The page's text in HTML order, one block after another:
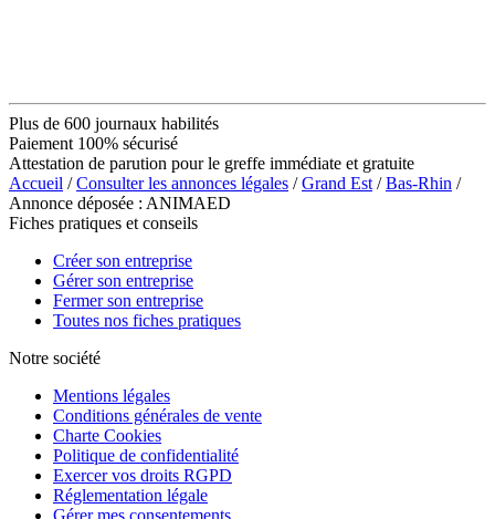
Plus de 600 journaux habilités
Paiement 100% sécurisé
Attestation de parution pour le greffe immédiate et gratuite
Accueil /Consulter les annonces légales /Grand Est /Bas-Rhin /
Annonce déposée : ANIMAED
Fiches pratiques et conseils
Créer son entreprise
Gérer son entreprise
Fermer son entreprise
Toutes nos fiches pratiques
Notre société
Mentions légales
Conditions générales de vente
Charte Cookies
Politique de confidentialité
Exercer vos droits RGPD
Réglementation légale
Gérer mes consentements